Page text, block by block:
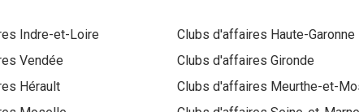
Indre-et-Loire Clubs d'affaires Haute-Garonne
Vendée Clubs d'affaires Gironde
Hérault Clubs d'affaires Meurthe-et-